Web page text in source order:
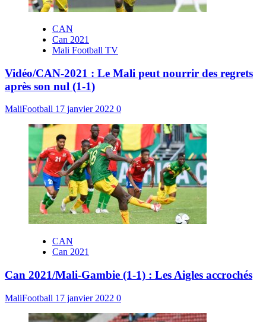
CAN
Can 2021
Mali Football TV
Vidéo/CAN-2021 : Le Mali peut nourrir des regrets
après son nul (1-1)
MaliFootball 17 janvier 2022 0
CAN
Can 2021
Can 2021/Mali-Gambie (1-1) : Les Aigles accrochés
MaliFootball 17 janvier 2022 0